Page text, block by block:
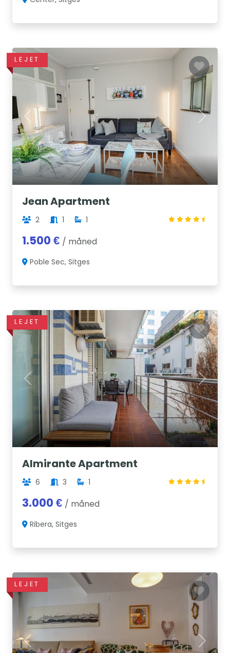
LEJET
Previous Next
Jean Apartment
2 1 1
1.500 € / måned
Poble Sec, Sitges
LEJET
Previous Next
Almirante Apartment
6 3 1
3.000 € / måned
Ribera, Sitges
LEJET
Previous Next